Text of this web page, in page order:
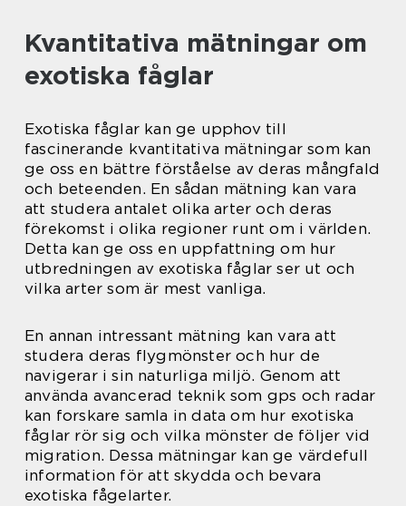
Kvantitativa mätningar om
exotiska fåglar
Exotiska fåglar kan ge upphov till
fascinerande kvantitativa mätningar som kan
ge oss en bättre förståelse av deras mångfald
och beteenden. En sådan mätning kan vara
att studera antalet olika arter och deras
förekomst i olika regioner runt om i världen.
Detta kan ge oss en uppfattning om hur
utbredningen av exotiska fåglar ser ut och
vilka arter som är mest vanliga.
En annan intressant mätning kan vara att
studera deras flygmönster och hur de
navigerar i sin naturliga miljö. Genom att
använda avancerad teknik som gps och radar
kan forskare samla in data om hur exotiska
fåglar rör sig och vilka mönster de följer vid
migration. Dessa mätningar kan ge värdefull
information för att skydda och bevara
exotiska fågelarter.